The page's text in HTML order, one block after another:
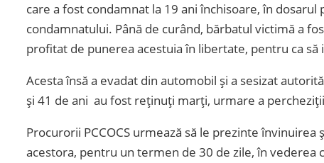
care a fost condamnat la 19 ani închisoare, în
condamnatului. Până de curând, bărbatul victimă a
profitat de punerea acestuia în libertate, pentru ca
Acesta însă a evadat din automobil și a sesizat
și 41 de ani au fost reținuți marți, urmare a
Procurorii PCCOCS urmează să le prezinte
acestora, pentru un termen de 30 de zile, în